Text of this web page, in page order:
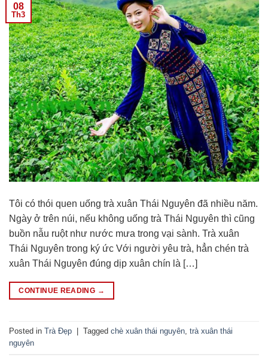
08
Th3
Tôi có thói quen uống trà xuân Thái Nguyên đã nhiều năm.
Ngày ở trên núi, nếu không uống trà Thái Nguyên thì cũng
buồn nẫu ruột như nước mưa trong vại sành. Trà xuân
Thái Nguyên trong ký ức Với người yêu trà, hẳn chén trà
xuân Thái Nguyên đúng dịp xuân chín là […]
CONTINUE READING →
Posted in Trà Đẹp Tagged chè xuân thái nguyên, trà xuân thái
nguyên